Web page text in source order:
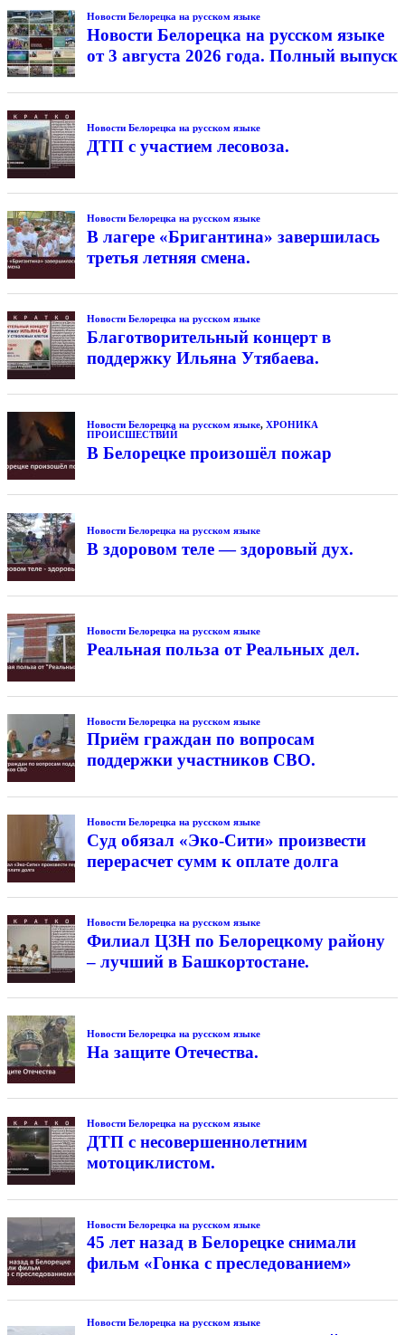
Новости Белорецка на русском языке
Новости Белорецка на русском языке
от 3 августа 2026 года. Полный выпуск
Новости Белорецка на русском языке
ДТП с участием лесовоза.
Новости Белорецка на русском языке
В лагере «Бригантина» завершилась
третья летняя смена.
Новости Белорецка на русском языке
Благотворительный концерт в
поддержку Ильяна Утябаева.
Новости Белорецка на русском языке, ХРОНИКА
ПРОИСШЕСТВИЙ
В Белорецке произошёл пожар
Новости Белорецка на русском языке
В здоровом теле — здоровый дух.
Новости Белорецка на русском языке
Реальная польза от Реальных дел.
Новости Белорецка на русском языке
Приём граждан по вопросам
поддержки участников СВО.
Новости Белорецка на русском языке
Суд обязал «Эко-Сити» произвести
перерасчет сумм к оплате долга
Новости Белорецка на русском языке
Филиал ЦЗН по Белорецкому району
– лучший в Башкортостане.
Новости Белорецка на русском языке
На защите Отечества.
Новости Белорецка на русском языке
ДТП с несовершеннолетним
мотоциклистом.
Новости Белорецка на русском языке
45 лет назад в Белорецке снимали
фильм «Гонка с преследованием»
Новости Белорецка на русском языке